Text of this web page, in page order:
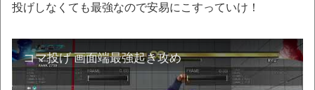
投げしなくても最強なので安易にこすっていけ！
コマ投げ 画面端最強起き攻め